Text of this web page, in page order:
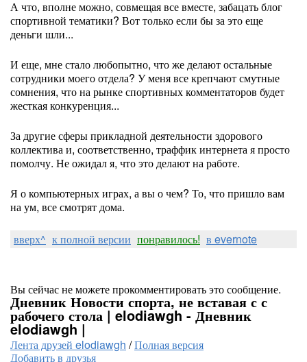
А что, вполне можно, совмещая все вместе, забацать блог
спортивной тематики? Вот только если бы за это еще
деньги шли...
И еще, мне стало любопытно, что же делают остальные
сотрудники моего отдела? У меня все крепчают смутные
сомнения, что на рынке спортивных комментаторов будет
жесткая конкуренция...
За другие сферы прикладной деятельности здорового
коллектива и, соответственно, траффик интернета я просто
помолчу. Не ожидал я, что это делают на работе.
Я о компьютерных играх, а вы о чем? То, что пришло вам
на ум, все смотрят дома.
вверх^ к полной версии понравилось! в evernote
Вы сейчас не можете прокомментировать это сообщение.
Дневник Новости спорта, не вставая с с
рабочего стола | elodiawgh - Дневник
elodiawgh |
Лента друзей elodiawgh /Полная версия
Добавить в друзья